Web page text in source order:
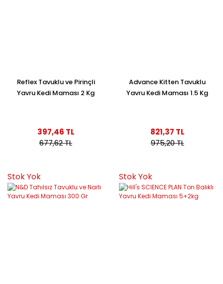
Reflex Tavuklu ve Pirinçli
Yavru Kedi Maması 2 Kg
397,46 TL
677,62 TL
Advance Kitten Tavuklu
Yavru Kedi Maması 1.5 Kg
821,37 TL
975,20 TL
Stok Yok Stok Yok